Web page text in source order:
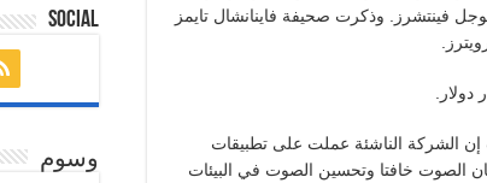
فينتشرز. وذكرت صحيفة فاينانشال تايمز
إن الشركة الناشئة ​عملت ​على تطبيقات
الصوت خافتا وتحسين الصوت في البيئات
Social
وسوم